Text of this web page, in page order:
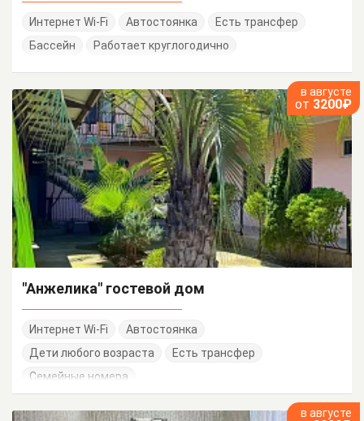
Интернет Wi-Fi Автостоянка
Есть трансфер
Бассейн
Работает круглогодично
в августе
от 3200₽
"Анжелика" гостевой дом
Интернет Wi-Fi
Автостоянка
Дети любого возраста
Есть трансфер
Семейные номера
в августе